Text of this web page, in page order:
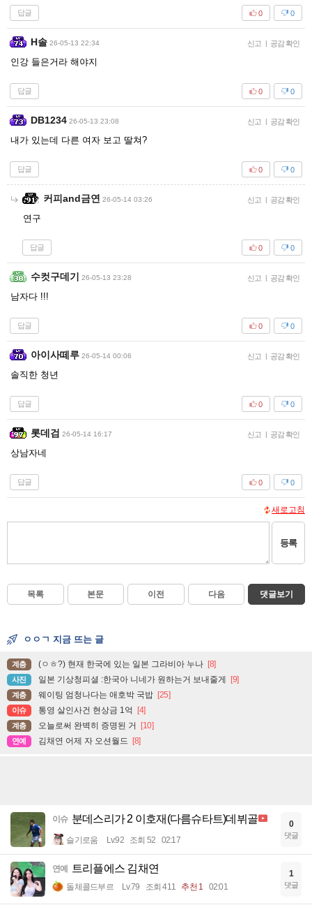
답글 0
0
H솔 26-05-13 22:34 신고 | 공감 확인
인강 들은거라 해야지
답글 0
0
DB1234 26-05-13 23:08 신고 | 공감 확인
내가 있는데 다른 여자 보고 딸쳐?
답글 0
0
커피and금연 26-05-14 03:26 신고 | 공감 확인
연구
답글 0
0
수컷구데기 26-05-13 23:28 신고 | 공감 확인
남자다 !!!
답글 0
0
아이사떼루 26-05-14 00:06 신고 | 공감 확인
솔직한 청년
답글 0
0
롯데검 26-05-14 16:17 신고 | 공감 확인
상남자네
답글 0
0
새로고침
등록
목록 본문 이전 다음 댓글보기
ㅇㅇㄱ 지금 뜨는 글
계층 (ㅇㅎ?) 현재 한국에 있는 일본 그라비아 누나 [8]
사진 일본 기상청피셜 :한국아 니네가 원하는거 보내줄게 [9]
계층 웨이팅 엄청나다는 애호박 국밥 [25]
이슈 통영 살인사건 현상금 1억 [4]
계층 오늘로써 완벽히 증명된 거 [10]
연예 김채연 어제 자 오션월드 [8]
이슈 분데스리가 2 이호재(다름슈타트)데뷔골
슬기로움 Lv.92 조회 52 02:17
0
댓글
연예 트리플에스 김채연
돌체콜드부르 Lv.79 조회 411 추천 1 02:01
1
댓글